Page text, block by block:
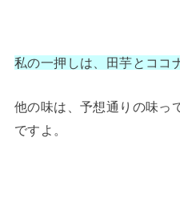
私の一押しは、田芋とココ
他の味は、予想通りの味っ
ですよ。